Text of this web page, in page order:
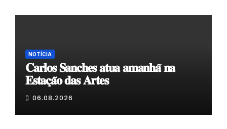
NOTÍCIA
𝐂𝐚𝐫𝐥𝐨𝐬 𝐒𝐚𝐧𝐜𝐡𝐞𝐬 𝐚𝐭𝐮𝐚 𝐚𝐦𝐚𝐧𝐡𝐚̃ 𝐧𝐚
𝐄𝐬𝐭𝐚𝐜̧𝐚̃𝐨 𝐝𝐚𝐬 𝐀𝐫𝐭𝐞𝐬
06.08.2026